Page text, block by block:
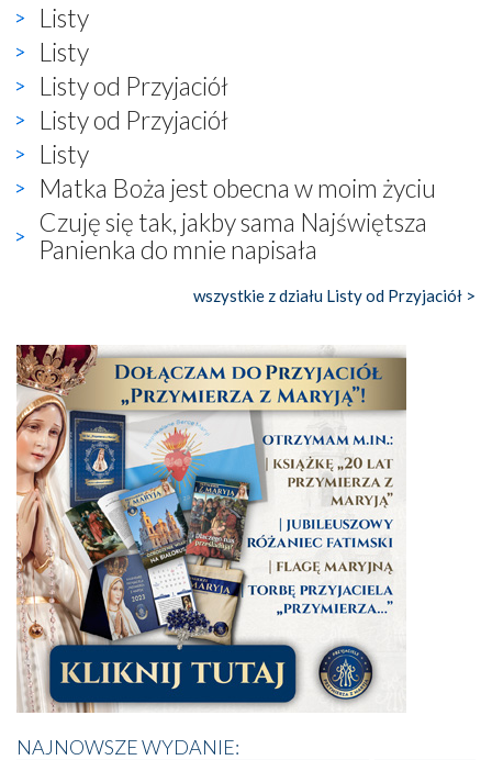
Listy
Listy
Listy od Przyjaciół
Listy od Przyjaciół
Listy
Matka Boża jest obecna w moim życiu
Czuję się tak, jakby sama Najświętsza
Panienka do mnie napisała
wszystkie z działu Listy od Przyjaciół >
NAJNOWSZE WYDANIE: